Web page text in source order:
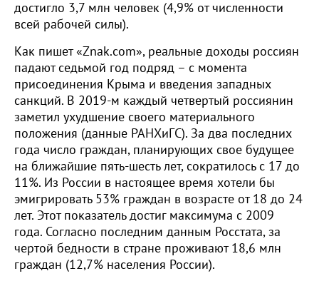
достигло 3,7 млн человек (4,9% от численности
всей рабочей силы).
Как пишет «Znak.com», реальные доходы россиян
падают седьмой год подряд – с момента
присоединения Крыма и введения западных
санкций. В 2019-м каждый четвертый россиянин
заметил ухудшение своего материального
положения (данные РАНХиГС). За два последних
года число граждан, планирующих свое будущее
на ближайшие пять-шесть лет, сократилось с 17 до
11%. Из России в настоящее время хотели бы
эмигрировать 53% граждан в возрасте от 18 до 24
лет. Этот показатель достиг максимума с 2009
года. Согласно последним данным Росстата, за
чертой бедности в стране проживают 18,6 млн
граждан (12,7% населения России).